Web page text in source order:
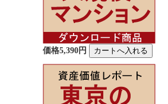
価格5,390円